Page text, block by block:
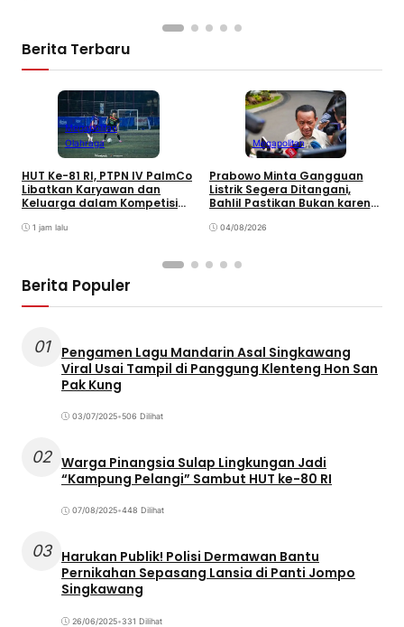
Berita Terbaru
Megapolitan
Olahraga
HUT Ke-81 RI, PTPN IV PalmCo
Libatkan Karyawan dan
Keluarga dalam Kompetisi
1 jam lalu
Megapolitan
Prabowo Minta Gangguan
Listrik Segera Ditangani,
Bahlil Pastikan Bukan karena
04/08/2026
Berita Populer
01
Pengamen Lagu Mandarin Asal Singkawang
Viral Usai Tampil di Panggung Klenteng Hon San
Pak Kung
03/07/2025•506 Dilihat
02 Warga Pinangsia Sulap Lingkungan Jadi
“Kampung Pelangi” Sambut HUT ke-80 RI
07/08/2025•448 Dilihat
03 Harukan Publik! Polisi Dermawan Bantu
Pernikahan Sepasang Lansia di Panti Jompo
Singkawang
26/06/2025•331 Dilihat